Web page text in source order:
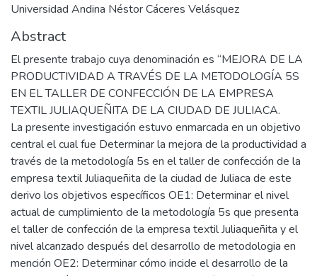
Universidad Andina Néstor Cáceres Velásquez
Abstract
El presente trabajo cuya denominación es “MEJORA DE LA
PRODUCTIVIDAD A TRAVÉS DE LA METODOLOGÍA 5S
EN EL TALLER DE CONFECCIÓN DE LA EMPRESA
TEXTIL JULIAQUEÑITA DE LA CIUDAD DE JULIACA.
La presente investigación estuvo enmarcada en un objetivo
central el cual fue Determinar la mejora de la productividad a
través de la metodología 5s en el taller de confección de la
empresa textil Juliaqueñita de la ciudad de Juliaca de este
derivo los objetivos específicos OE1: Determinar el nivel
actual de cumplimiento de la metodología 5s que presenta
el taller de confección de la empresa textil Juliaqueñita y el
nivel alcanzado después del desarrollo de metodologia en
mención OE2: Determinar cómo incide el desarrollo de la